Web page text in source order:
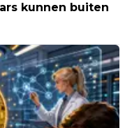
kunnen buiten